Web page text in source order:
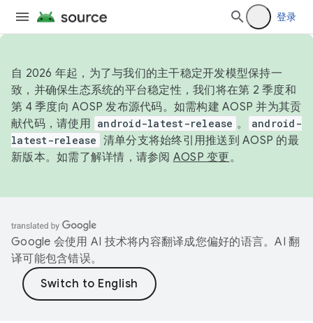
登录
自 2026 年起，为了与我们的主干稳定开发模型保持一
致，并确保生态系统的平台稳定性，我们将在第 2 季度和
第 4 季度向 AOSP 发布源代码。如需构建 AOSP 并为其贡
献代码，请使用 android-latest-release 。
android-
latest-release 清单分支将始终引用推送到 AOSP 的最
新版本。如需了解详情，请参阅 AOSP 变更。
Google 会使用 AI 技术将内容翻译成您偏好的语言。AI 翻
译可能包含错误。